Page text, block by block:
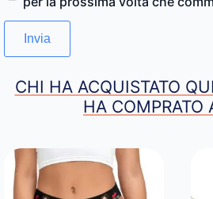
CHI HA ACQUISTATO
HA COMPRATO